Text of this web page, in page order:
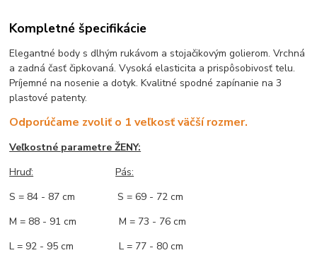
Kompletné špecifikácie
Elegantné body s dlhým rukávom a stojačikovým golierom. Vrchná
a zadná časť čipkovaná. Vysoká elasticita a prispôsobivosť telu.
Príjemné na nosenie a dotyk. Kvalitné spodné zapínanie na 3
plastové patenty.
Odporúčame zvoliť o 1 veľkosť väčší rozmer.
Veľkostné parametre ŽENY:
Hruď:
Pás:
S = 84 - 87 cm S = 69 - 72 cm
M = 88 - 91 cm M = 73 - 76 cm
L = 92 - 95 cm L = 77 - 80 cm